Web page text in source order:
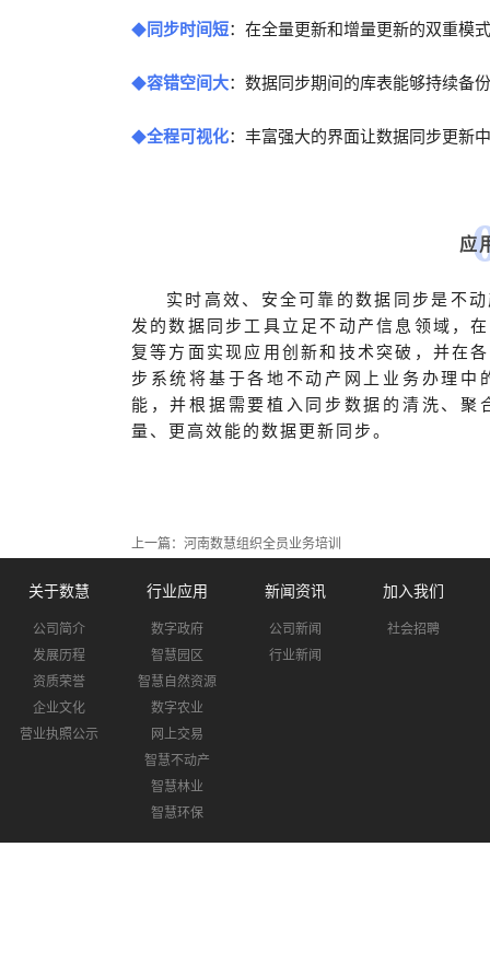
◆ 同步时间短：在全量更新和增量更新的双重模
◆容错空间大：数据同步期间的库表能够持续备
◆全程可视化：丰富强大的界面让数据同步更新
应
实时高效、安全可靠的数据同步是不
发的数据同步工具立足不动产信息领域，
复等方面实现应用创新和技术突破，并在
步系统将基于各地不动产网上业务办理
能，并根据需要植入同步数据的清洗、
量、更高效能的数据更新同步。
上一篇： 河南数慧组织全员业务培训
关于数慧
公司简介
发展历程
资质荣誉
企业文化
营业执照公示
行业应用
数字政府
智慧园区
智慧自然资源
数字农业
网上交易
智慧不动产
智慧林业
智慧环保
新闻资讯
公司新闻
行业新闻
加入我们
社会招聘